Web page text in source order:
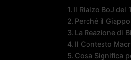
Il Rialzo BoJ del
Perché il
La Reazione di
Il Contesto
Cosa Significa